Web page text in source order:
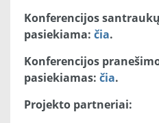
Konferencijos
pasiekiama: čia.
Konferencijos
pasiekiamas: čia.
Projekto partneriai: